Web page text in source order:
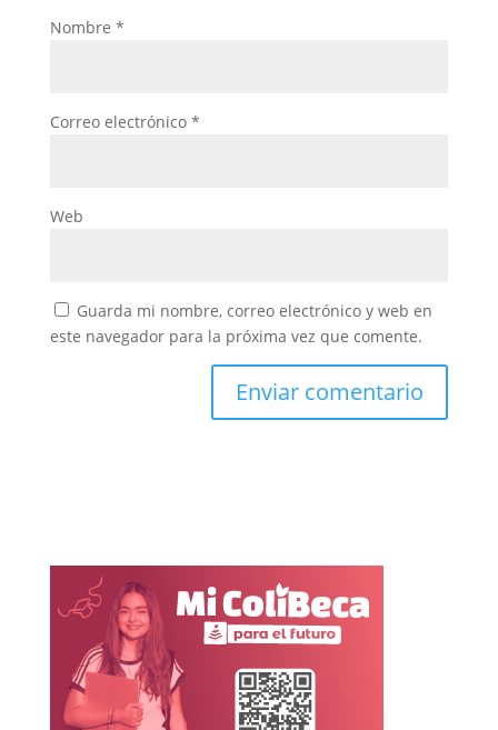
Nombre *
Correo electrónico *
Web
Guarda mi nombre, correo electrónico y web en
este navegador para la próxima vez que comente.